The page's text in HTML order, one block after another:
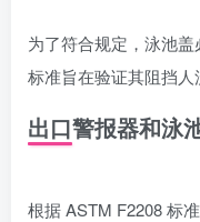
为了符合规定，泳池
标准旨在验证其阻挡人
出口警报器和泳
根据 ASTM F2208 标